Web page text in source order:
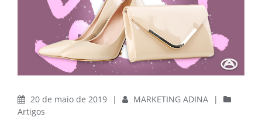
20 de maio de 2019 | MARKETING ADINA
|
Artigos